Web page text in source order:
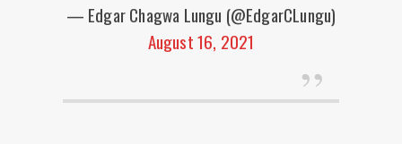
— Edgar Chagwa Lungu (@EdgarCLungu)
August 16, 2021